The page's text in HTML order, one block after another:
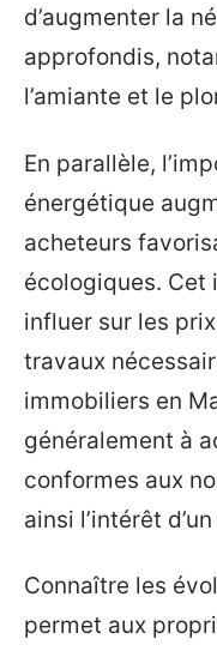
d’augmenter la
approfondis,
l’amiante et le
En parallèle,
énergétique
acheteurs
écologiques. Cet
influer sur les
travaux
immobiliers en
généralement à
conformes aux
ainsi l’intérêt
Connaître les
permet aux